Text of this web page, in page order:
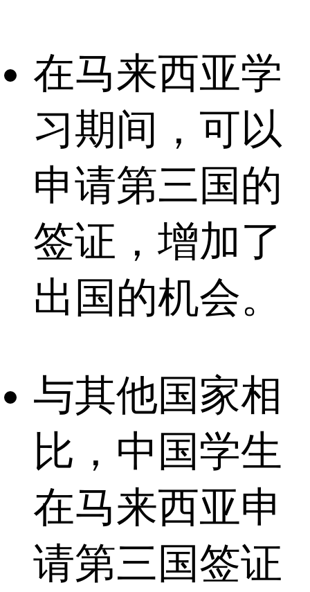
在马来西亚学
习期间，可以
申请第三国的
签证，增加了
出国的机会。
与其他国家相
比，中国学生
在马来西亚申
请第三国签证